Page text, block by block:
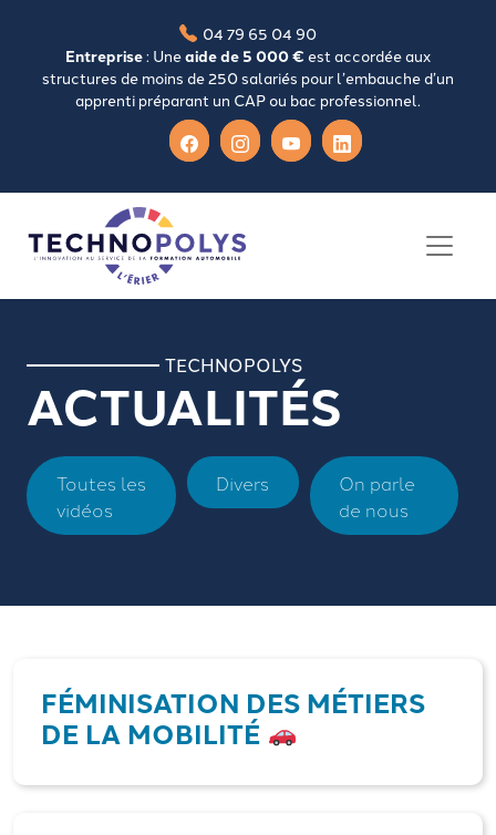
04 79 65 04 90
Entreprise: Uneaide de 5 000 € est accordée aux
structures de moins de 250 salariés pour l’embauche d’un
apprenti préparant un CAP ou bac professionnel.
TECHNOPOLYS
ACTUALITÉS
Toutes les
vidéos
Divers
On parle
de nous
FÉMINISATION DES MÉTIERS
DE LA MOBILITÉ